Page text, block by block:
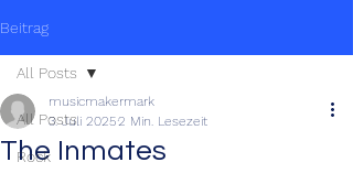
Beitrag
All Posts
Rock
All Posts
The Inmates
musicmakermark
3. Juli 20252 Min. Lesezeit